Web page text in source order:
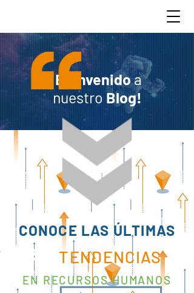
¡Bienvenidoa
nuestro Blog!
EN RECURSOS HUMANOS
CONOCE LAS ÚLTIMAS
TENDENCIAS